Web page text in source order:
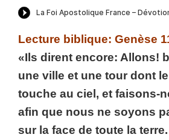
Lecture biblique: Genèse
«Ils dirent encore: Allons!
une ville et une tour dont
touche au ciel, et faisons-
afin que nous ne soyons
sur la face de toute la terre.